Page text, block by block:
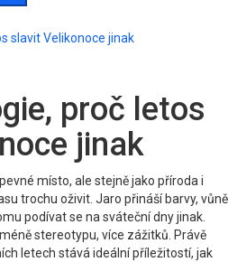
slavit Velikonoce jinak
proč letos
jinak
místo, ale stejně jako příroda i
trochu oživit. Jaro přináší barvy, vůně
podívat se na sváteční dny jinak.
stereotypu, více zážitků. Právě
letech stává ideální příležitostí, jak